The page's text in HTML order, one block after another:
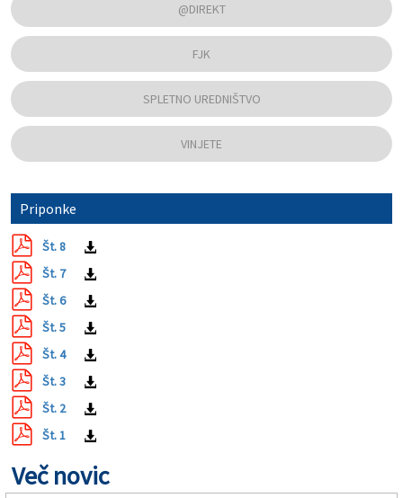
@DIREKT
FJK
SPLETNO UREDNIŠTVO
VINJETE
Priponke
Št. 8
Št. 7
Št. 6
Št. 5
Št. 4
Št. 3
Št. 2
Št. 1
Več novic